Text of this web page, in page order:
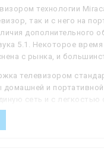
технологии
так и с него на
дополнительного
5.1. Некоторое
с рынка, и
телевизором
домашней и
сеть и с легкостью
В случае
примеру, со